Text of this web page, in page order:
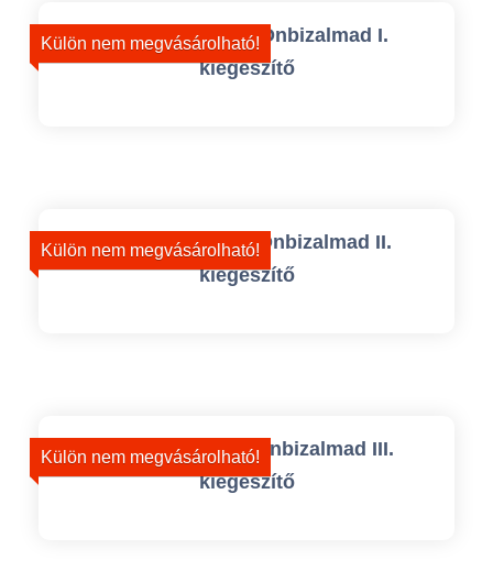
Külön nem megvásárolható!
Nyerd Vissza az Önbizalmad I.
kiegészítő
Külön nem megvásárolható!
Nyerd Vissza az Önbizalmad II.
kiegészítő
Külön nem megvásárolható!
Nyerd Vissza az Önbizalmad III.
kiegészítő